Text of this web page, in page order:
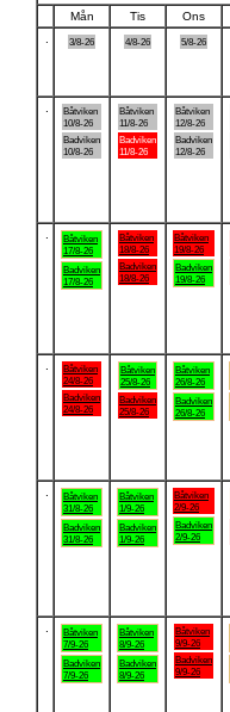
Mån Tis Ons
3/8-26 4/8-26 5/8-26
Båtviken
10/8-26
Badviken
10/8-26
Båtviken
11/8-26
Badviken
11/8-26
Båtviken
12/8-26
Badviken
12/8-26
Båtviken
17/8-26
Badviken
17/8-26
Båtviken
18/8-26
Badviken
18/8-26
Båtviken
19/8-26
Badviken
19/8-26
Båtviken
24/8-26
Badviken
24/8-26
Båtviken
25/8-26
Badviken
25/8-26
Båtviken
26/8-26
Badviken
26/8-26
Båtviken
31/8-26
Badviken
31/8-26
Båtviken
1/9-26
Badviken
1/9-26
Båtviken
2/9-26
Badviken
2/9-26
Båtviken
7/9-26
Badviken
7/9-26
Båtviken
8/9-26
Badviken
8/9-26
Båtviken
9/9-26
Badviken
9/9-26